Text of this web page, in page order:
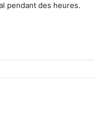
pendant des heures.